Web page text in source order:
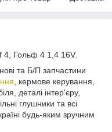
4, Гольф 4 1,4 16V.
та Б/П запчастини
, кермове керування,
деталі інтер'єру,
глушники та всі
будь-яким зручним